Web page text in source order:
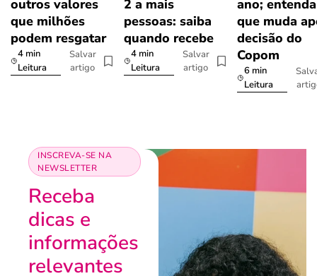
outros valores
que milhões
podem resgatar
4 min
Leitura
Salvar
artigo
2 a mais
pessoas: saiba
quando recebe
4 min
Leitura
Salvar
artigo
ano;
que muda
decisão do
Copom
6 min
Leitura
INSCREVA-SE NA
NEWSLETTER
Receba
dicas e
informações
relevantes